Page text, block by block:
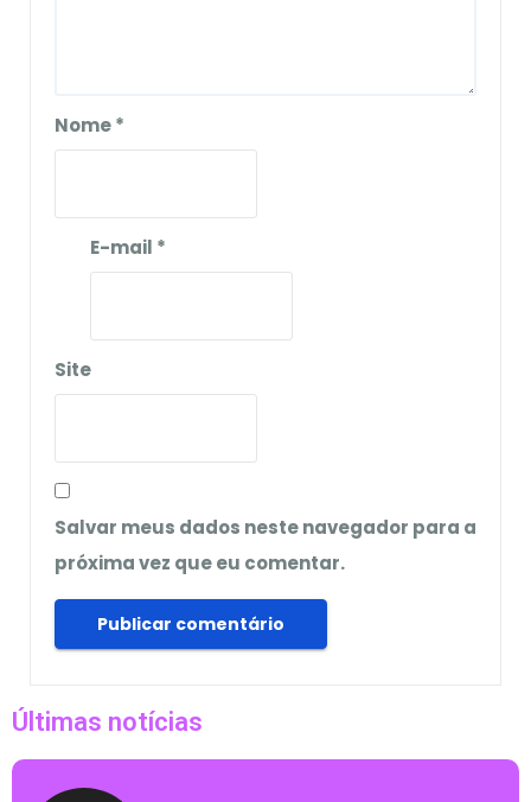
Nome*
E-mail *
Site
Salvar meus dados neste navegador para a
próxima vez que eu comentar.
Últimas notícias